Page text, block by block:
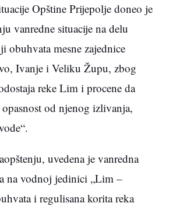
Opštine Prijepolje doneo je
vanredne situacije na delu
obuhvata mesne zajednice
Ivanje i Veliku Župu, zbog
reke Lim i procene da
od njenog izlivanja,
uvedena je vanredna
na vodnoj jedinici „Lim –
i regulisana korita reka